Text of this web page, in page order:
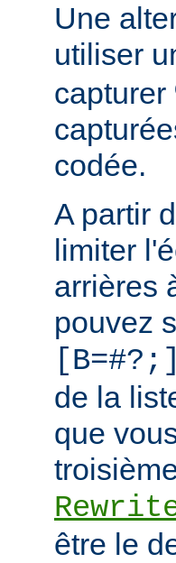
Une
utiliser
codée.
A partir
limiter
arrières
pouvez
[B=#?;]
de la
que
être le